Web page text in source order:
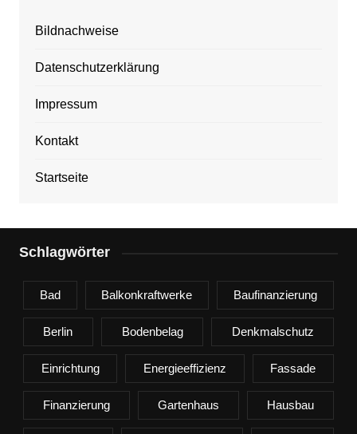
Bildnachweise
Datenschutzerklärung
Impressum
Kontakt
Startseite
Schlagwörter
Bad Balkonkraftwerke Baufinanzierung
Berlin Bodenbelag Denkmalschutz
Einrichtung Energieeffizienz Fassade
Finanzierung Gartenhaus Hausbau